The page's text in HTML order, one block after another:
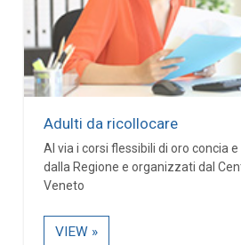
Adulti da ricollocare
Al via i corsi flessibili di oro concia
dalla Regione e organizzati dal
Veneto
VIEW »